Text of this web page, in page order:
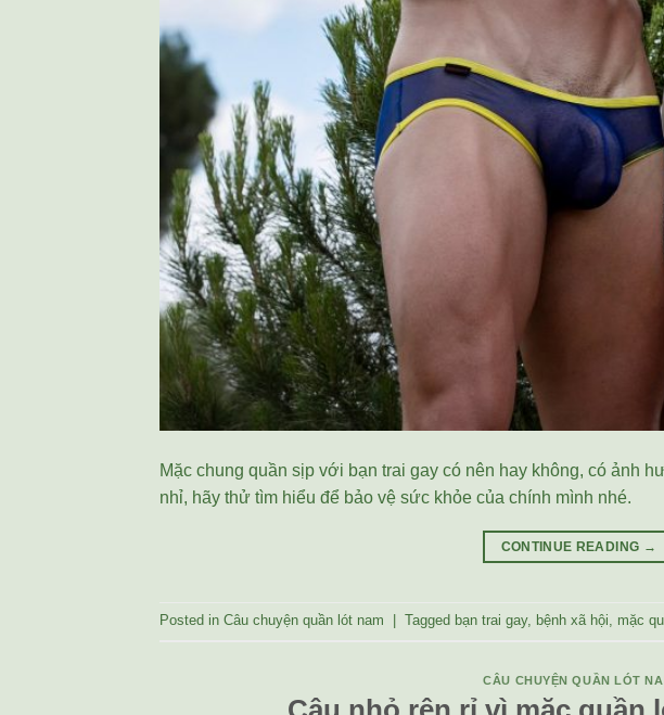
Mặc chung quần sịp với bạn trai gay có nên hay không, có ảnh
nhỉ, hãy thử tìm hiểu để bảo vệ sức khỏe của chính mình nhé.
CONTINUE READING →
Posted in Câu chuyện quần lót nam Tagged bạn trai gay, bệnh xã hội, mặc
CÂU CHUYỆN QUẦN LÓT